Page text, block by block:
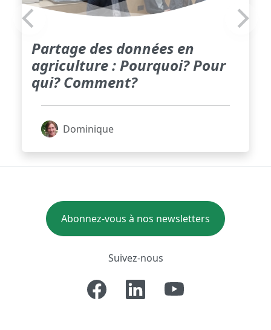
Partage des données en
agriculture : Pourquoi? Pour
qui? Comment?
Dominique
Abonnez-vous à nos newsletters
Suivez-nous